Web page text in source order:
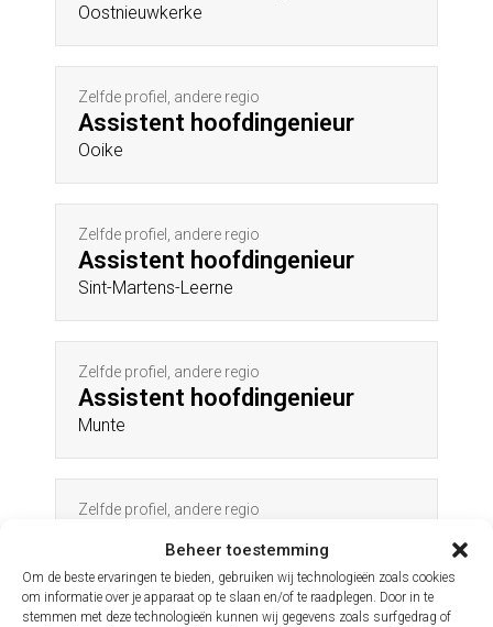
Beheer toestemming
Om de beste ervaringen te bieden, gebruiken wij technologieën zoals cookies
om informatie over je apparaat op te slaan en/of te raadplegen. Door in te
stemmen met deze technologieën kunnen wij gegevens zoals surfgedrag of
Oostnieuwkerke
Zelfde profiel, andere regio
Assistent hoofdingenieur
Ooike
Zelfde profiel, andere regio
Assistent hoofdingenieur
Sint-Martens-Leerne
Zelfde profiel, andere regio
Assistent hoofdingenieur
Munte
Zelfde profiel, andere regio